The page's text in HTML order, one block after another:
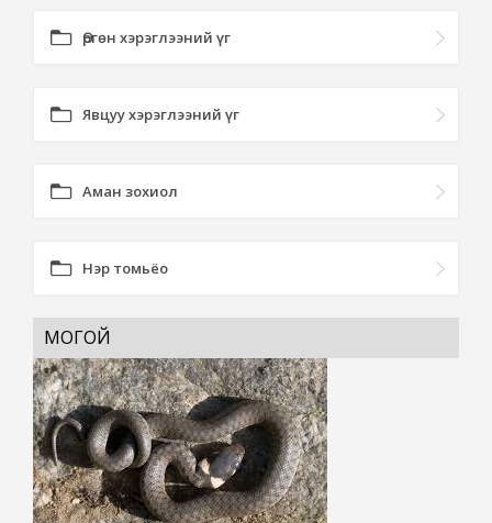
Өргөн хэрэглээний үг
Явцуу хэрэглээний үг
Аман зохиол
Нэр томьёо
МОГОЙ